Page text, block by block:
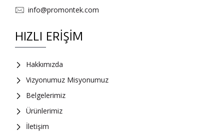
info@promontek.com
HIZLI ERIŞIM
Hakkımızda
Vizyonumuz Misyonumuz
Belgelerimiz
Ürünlerimiz
İletişim